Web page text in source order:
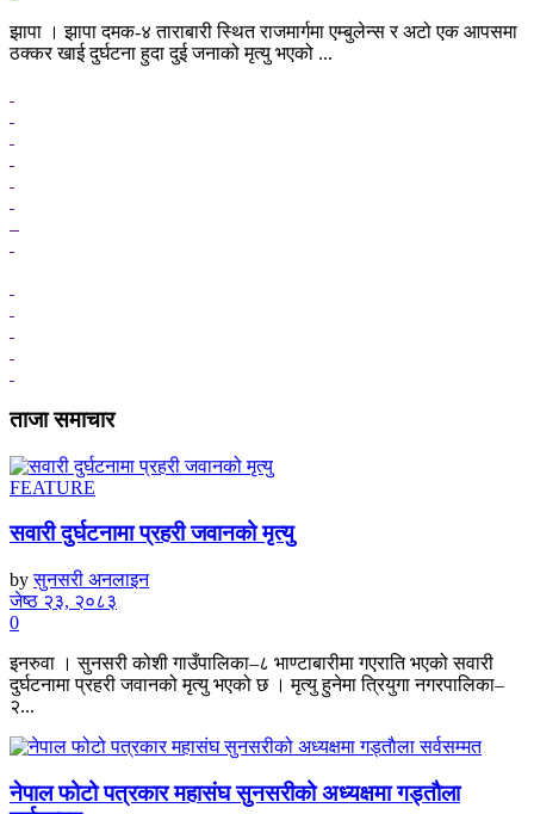
झापा । झापा दमक-४ ताराबारी स्थित राजमार्गमा एम्बुलेन्स र अटो एक आपसमा
ठक्कर खाई दुर्घटना हुदा दुई जनाको मृत्यु भएको ...
ताजा समाचार
FEATURE
सवारी दुर्घटनामा प्रहरी जवानको मृत्यु
by सुनसरी अनलाइन
जेष्ठ २३, २०८३
0
इनरुवा । सुनसरी कोशी गाउँपालिका–८ भाण्टाबारीमा गएराति भएको सवारी
दुर्घटनामा प्रहरी जवानको मृत्यु भएको छ । मृत्यु हुनेमा त्रियुगा नगरपालिका–
२...
नेपाल फोटो पत्रकार महासंघ सुनसरीको अध्यक्षमा गड्ताैला